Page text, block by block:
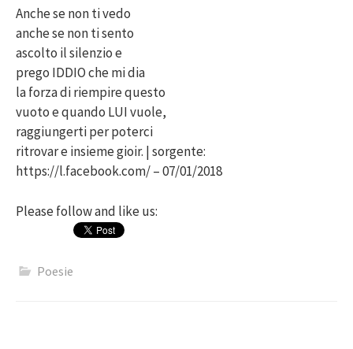
Anche se non ti vedo
anche se non ti sento
ascolto il silenzio e
prego IDDIO che mi dia
la forza di riempire questo
vuoto e quando LUI vuole,
raggiungerti per poterci
ritrovar e insieme gioir. | sorgente:
https://l.facebook.com/ – 07/01/2018
Please follow and like us:
Poesie